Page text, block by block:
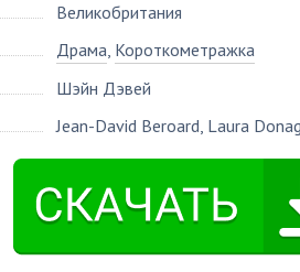
Великобритания
Драма, Короткометражка
Шэйн Дэвей
Jean-David Beroard, Laura